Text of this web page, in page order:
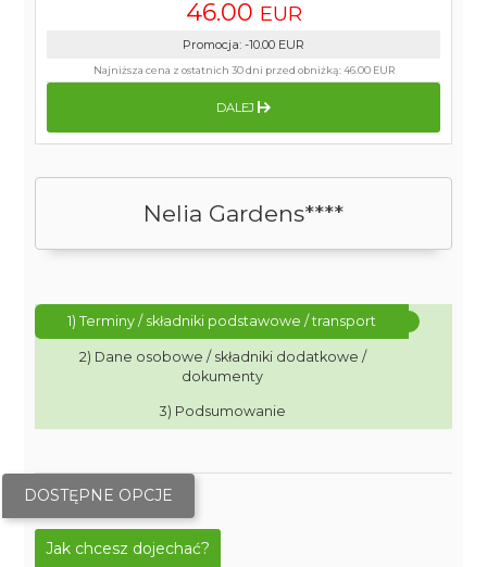
Nelia Gardens****
1) Terminy / składniki podstawowe / transport
2) Dane osobowe / składniki dodatkowe /
dokumenty
3) Podsumowanie
DOSTĘPNE OPCJE
Jak chcesz dojechać?
46.00 EUR
Promocja: -10.00 EUR
Najniższa cena z ostatnich 30 dni przed obniżką:46.00 EUR
DALEJ